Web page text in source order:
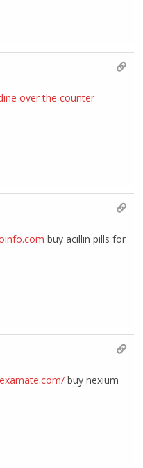
over the counter
buy acillin pills for
buy nexium